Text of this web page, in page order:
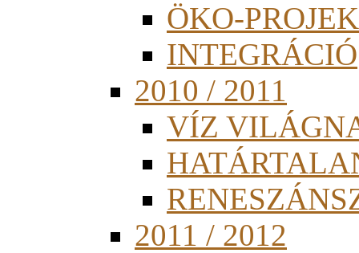
ÖKO-
INTEGRÁCIÓ
2010 / 2011
VÍZ
2011 / 2012